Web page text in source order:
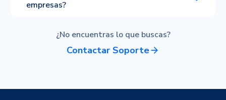
empresas?
¿No encuentras lo que buscas?
Contactar Soporte